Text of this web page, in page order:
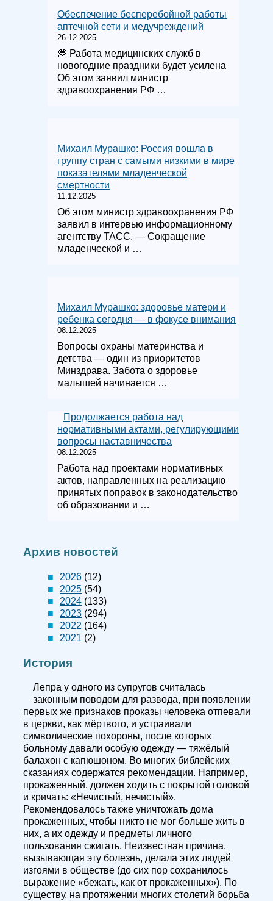
Обеспечение бесперебойной работы
аптечной сети и медучреждений
26.12.2025
💭 Работа медицинских служб в
новогодние праздники будет усилена
Об этом заявил министр
здравоохранения РФ …
Михаил Мурашко: Россия вошла в
группу стран с самыми низкими в мире
показателями младенческой
смертности
11.12.2025
Об этом министр здравоохранения РФ
заявил в интервью информационному
агентству ТАСС. — Сокращение
младенческой и …
Михаил Мурашко: здоровье матери и
ребенка сегодня — в фокусе внимания
08.12.2025
Вопросы охраны материнства и
детства — один из приоритетов
Минздрава. Забота о здоровье
малышей начинается …
Продолжается работа над
нормативными актами, регулирующими
вопросы наставничества
08.12.2025
Работа над проектами нормативных
актов, направленных на реализацию
принятых поправок в законодательство
об образовании и …
Архив новостей
2026 (12)
2025 (54)
2024 (133)
2023 (294)
2022 (164)
2021 (2)
История
Лепра у одного из супругов считалась
законным поводом для развода, при появлении
первых же признаков проказы человека отпевали
в церкви, как мёртвого, и устраивали
символические похороны, после которых
больному давали особую одежду — тяжёлый
балахон с капюшоном. Во многих библейских
сказаниях содержатся рекомендации. Например,
прокаженный, должен ходить с покрытой головой
и кричать: «Нечистый, нечистый».
Рекомендовалось также уничтожать дома
прокаженных, чтобы никто не мог больше жить в
них, а их одежду и предметы личного
пользования сжигать. Неизвестная причина,
вызывающая эту болезнь, делала этих людей
изгоями в обществе (до сих пор сохранилось
выражение «бежать, как от прокаженных»). По
существу, на протяжении многих столетий борьба